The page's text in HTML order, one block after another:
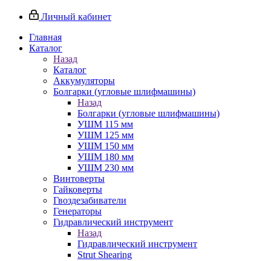
Личный кабинет
Главная
Каталог
Назад
Каталог
Аккумуляторы
Болгарки (угловые шлифмашины)
Назад
Болгарки (угловые шлифмашины)
УШМ 115 мм
УШМ 125 мм
УШМ 150 мм
УШМ 180 мм
УШМ 230 мм
Винтоверты
Гайковерты
Гвоздезабиватели
Генераторы
Гидравлический инструмент
Назад
Гидравлический инструмент
Strut Shearing